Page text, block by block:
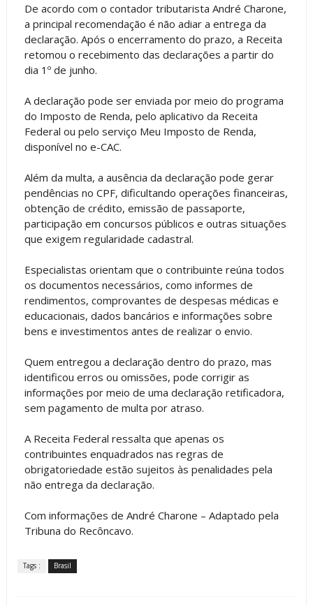
De acordo com o contador tributarista André Charone,
a principal recomendação é não adiar a entrega da
declaração. Após o encerramento do prazo, a Receita
retomou o recebimento das declarações a partir do
dia 1º de junho.
A declaração pode ser enviada por meio do programa
do Imposto de Renda, pelo aplicativo da Receita
Federal ou pelo serviço Meu Imposto de Renda,
disponível no e-CAC.
Além da multa, a ausência da declaração pode gerar
pendências no CPF, dificultando operações financeiras,
obtenção de crédito, emissão de passaporte,
participação em concursos públicos e outras situações
que exigem regularidade cadastral.
Especialistas orientam que o contribuinte reúna todos
os documentos necessários, como informes de
rendimentos, comprovantes de despesas médicas e
educacionais, dados bancários e informações sobre
bens e investimentos antes de realizar o envio.
Quem entregou a declaração dentro do prazo, mas
identificou erros ou omissões, pode corrigir as
informações por meio de uma declaração retificadora,
sem pagamento de multa por atraso.
A Receita Federal ressalta que apenas os
contribuintes enquadrados nas regras de
obrigatoriedade estão sujeitos às penalidades pela
não entrega da declaração.
Com informações de André Charone – Adaptado pela
Tribuna do Recôncavo.
Tags : Brasil